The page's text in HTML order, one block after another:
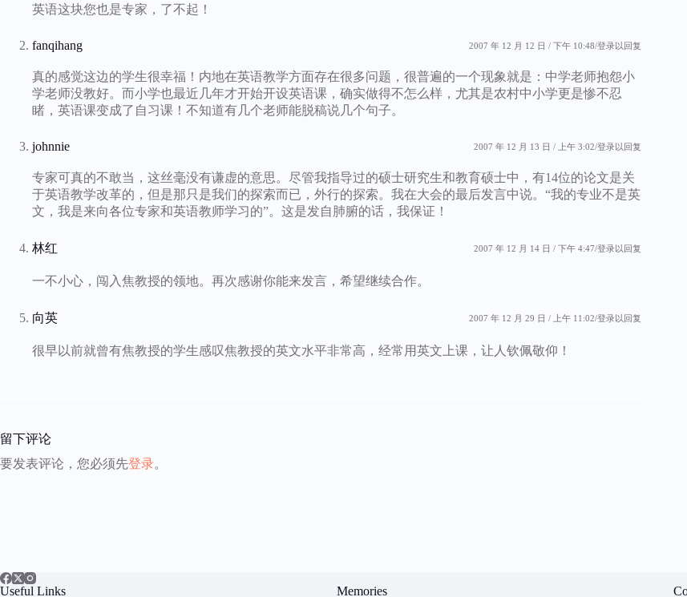
英语这块您也是专家，了不起！
fanqihang 2007 年 12 月 12 日 / 下午 10:48 登录以回复
真的感觉这边的学生很幸福！内地在英语教学方面存在很多问题，很普遍的一个现象就是：中学老师抱怨小
学老师没教好。而小学也最近几年才开始开设英语课，确实做得不怎么样，尤其是农村中小学更是惨不忍
睹，英语课变成了自习课！不知道有几个老师能脱稿说几个句子。
johnnie 2007 年 12 月 13 日 / 上午 3:02 登录以回复
专家可真的不敢当，这丝毫没有谦虚的意思。尽管我指导过的硕士研究生和教育硕士中，有14位的论文是关
于英语教学改革的，但是那只是我们的探索而已，外行的探索。我在大会的最后发言中说。“我的专业不是英
文，我是来向各位专家和英语教师学习的”。这是发自肺腑的话，我保证！
林红 2007 年 12 月 14 日 / 下午 4:47 登录以回复
一不小心，闯入焦教授的领地。再次感谢你能来发言，希望继续合作。
向英 2007 年 12 月 29 日 / 上午 11:02 登录以回复
很早以前就曾有焦教授的学生感叹焦教授的英文水平非常高，经常用英文上课，让人钦佩敬仰！
留下评论
要发表评论，您必须先登录。
Useful Links Memories